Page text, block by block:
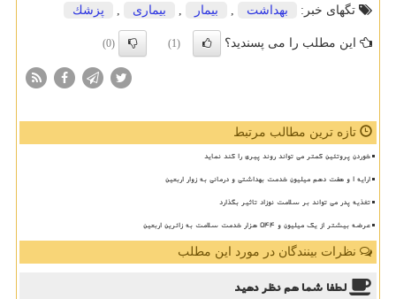
تگهای خبر:
بهداشت , بیمار , بیماری , پزشك
این مطلب را می پسندید؟ (1)
(0)
تازه ترین مطالب مرتبط
خوردن پروتئین کمتر می تواند روند پیری را کند نماید
ارایه ۱ و هفت دهم میلیون خدمت بهداشتی و درمانی به زوار اربعین
تغذیه پدر می تواند بر سلامت نوزاد تاثیر بگذارد
عرضه بیشتر از یک میلیون و ۵۴۴ هزار خدمت سلامت به زائرین اربعین
نظرات بینندگان در مورد این مطلب
لطفا شما همنظر دهید